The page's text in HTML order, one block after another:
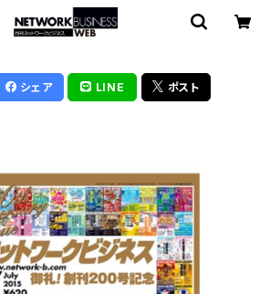
シェア LINE ポスト